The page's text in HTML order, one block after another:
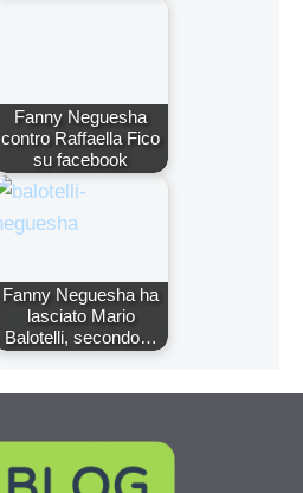
Fanny Neguesha
contro Raffaella Fico
su facebook
Fanny Neguesha ha
lasciato Mario
Balotelli, secondo…